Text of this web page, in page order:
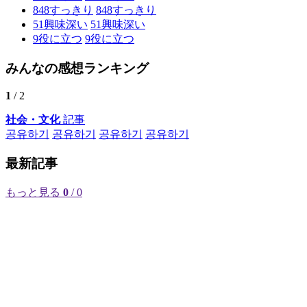
848すっきり 848すっきり
51興味深い 51興味深い
9役に立つ 9役に立つ
みんなの感想ランキング
1 / 2
社会・文化記事
공유하기
공유하기 공유하기 공유하기
最新記事
もっと見る 0 / 0